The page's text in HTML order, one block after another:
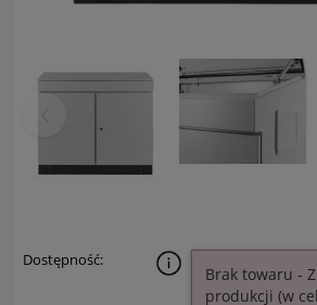
Dostępność:
Brak towaru -
produkcji (w